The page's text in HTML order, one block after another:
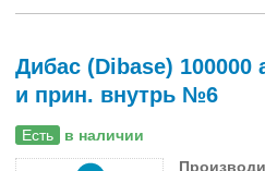
Дибас (Dibase)
и прин. внутрь №6
Есть в наличии